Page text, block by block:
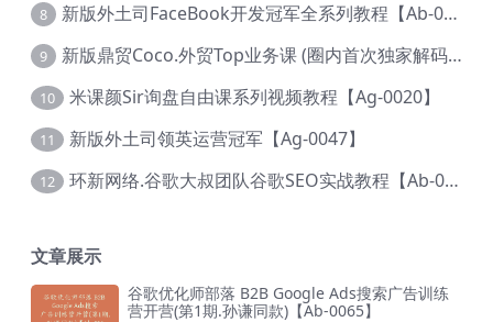
8 新版外土司FaceBook开发冠军全系列教程【Ab-0021】
9 新版鼎贸Coco.外贸Top业务课 (圈内首次独家解码|460节课)【Ag-0091】
10 米课颜Sir询盘自由课系列视频教程【Ag-0020】
11 新版外土司领英运营冠军【Ag-0047】
12 环新网络.谷歌大叔团队谷歌SEO实战教程【Ab-0024】
文章展示
谷歌优化师部落 B2B Google Ads搜索广告训练
营开营(第1期.孙谦同款)【Ab-0065】